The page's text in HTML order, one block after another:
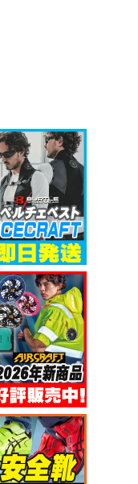
アヴィレックスワーク 半袖